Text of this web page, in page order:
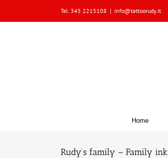
content
Tel. 345 2215108 | info@tattoorudy.it
Home
Rudy’s family – Family ink